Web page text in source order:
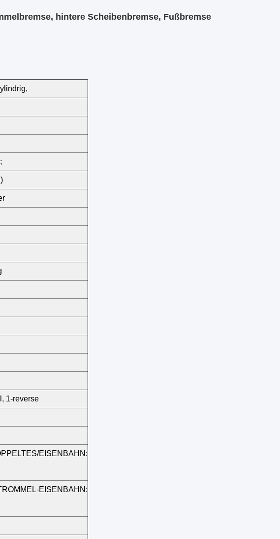
hintere Scheibenbremse, Fußbremse
1-reverse
EISENBAHN:
EISENBAHN: